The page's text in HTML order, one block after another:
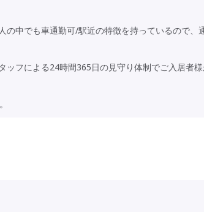
中でも車通勤可/駅近の特徴を持っているので、
ッフによる24時間365日の見守り体制でご入居者